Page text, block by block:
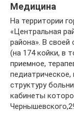
Медицина
На территории
«Центральная
района». В своей
(на 174 койки, в
приемное,
педиатрическое,
структуру
кабинеты